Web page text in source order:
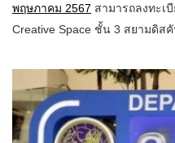
พฤษภาคม 2567 สามารถลงทะเ
Creative Space ชั้น 3 สยามดิสคั